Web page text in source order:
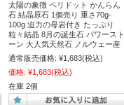
太陽の象徴 ペリドット かんらん
石 結晶原石 1個売り 重さ70g-
100g 迫力の母岩付き たっぷり
粒々結晶 8月の誕生石 パワースト
ーン 大人気天然石 ノルウェー産
通常販売価格: ¥1,683(税込)
価格: ¥1,683(税込)
在庫 2個